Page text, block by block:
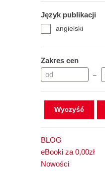
Język publikacji
angielski
Zakres cen
–
Wyczyść
BLOG
eBooki za 0,00zł
Nowości